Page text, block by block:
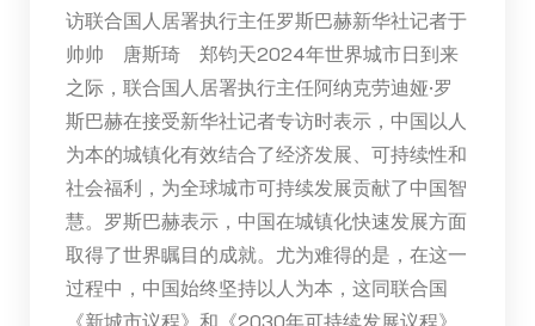
访联合国人居署执行主任罗斯巴赫新华社记者于
帅帅 唐斯琦 郑钧天2024年世界城市日到来
之际，联合国人居署执行主任阿纳克劳迪娅·罗
斯巴赫在接受新华社记者专访时表示，中国以人
为本的城镇化有效结合了经济发展、可持续性和
社会福利，为全球城市可持续发展贡献了中国智
慧。罗斯巴赫表示，中国在城镇化快速发展方面
取得了世界瞩目的成就。尤为难得的是，在这一
过程中，中国始终坚持以人为本，这同联合国
《新城市议程》和《2030年可持续发展议程》